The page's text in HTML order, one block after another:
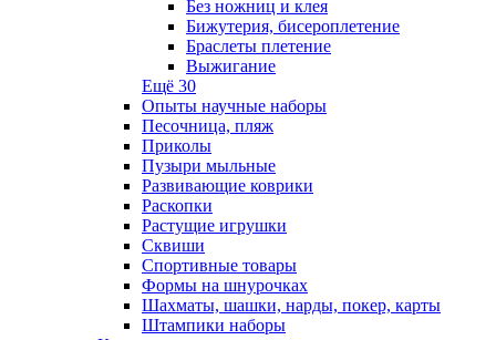
Без ножниц и клея
Бижутерия, бисероплетение
Браслеты плетение
Выжигание
Ещё 30
Опыты научные наборы
Песочница, пляж
Приколы
Пузыри мыльные
Развивающие коврики
Раскопки
Растущие игрушки
Сквиши
Спортивные товары
Формы на шнурочках
Шахматы, шашки, нарды, покер, карты
Штампики наборы